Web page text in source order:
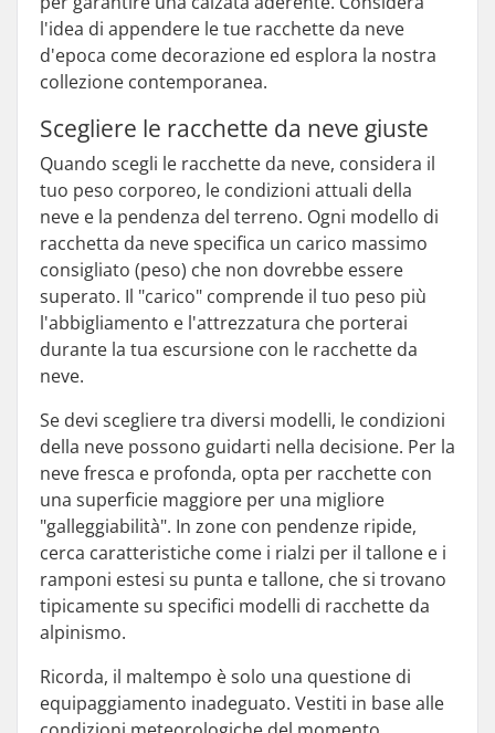
l'idea di appendere le tue racchette da neve
d'epoca come decorazione ed esplora la nostra
collezione contemporanea.
Scegliere le racchette da neve giuste
Quando scegli le racchette da neve, considera il
tuo peso corporeo, le condizioni attuali della
neve e la pendenza del terreno. Ogni modello di
racchetta da neve specifica un carico massimo
consigliato (peso) che non dovrebbe essere
superato. Il "carico" comprende il tuo peso più
l'abbigliamento e l'attrezzatura che porterai
durante la tua escursione con le racchette da
neve.
Se devi scegliere tra diversi modelli, le condizioni
della neve possono guidarti nella decisione. Per la
neve fresca e profonda, opta per racchette con
una superficie maggiore per una migliore
"galleggiabilità". In zone con pendenze ripide,
cerca caratteristiche come i rialzi per il tallone e i
ramponi estesi su punta e tallone, che si trovano
tipicamente su specifici modelli di racchette da
alpinismo.
Ricorda, il maltempo è solo una questione di
equipaggiamento inadeguato. Vestiti in base alle